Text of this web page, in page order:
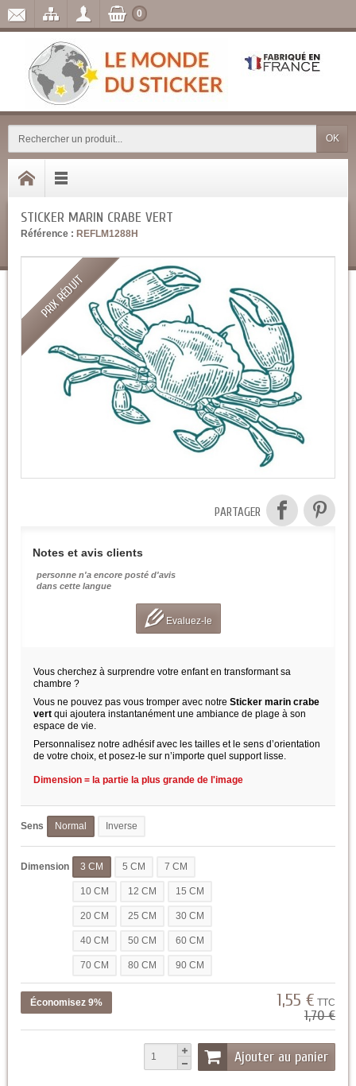
OK
0
STICKER MARIN CRABE VERT
Référence : REFLM1288H
PRIX RÉDUIT
PARTAGER
Notes et avis clients
personne n'a encore posté d'avis
dans cette langue
Evaluez-le
Vous cherchez à surprendre votre enfant en transformant sa
chambre ?
Vous ne pouvez pas vous tromper avec notre Sticker marin crabe
vert qui ajoutera instantanément une ambiance de plage à son
espace de vie.
Personnalisez notre adhésif avec les tailles et le sens d’orientation
de votre choix, et posez-le sur n’importe quel support lisse.
Dimension = la partie la plus grande de l'image
Sens Normal Inverse
Dimension 3 CM 5 CM 7 CM
10 CM 12 CM 15 CM
20 CM 25 CM 30 CM
40 CM 50 CM 60 CM
70 CM 80 CM 90 CM
Économisez 9% 1,55 € TTC
1,70 €
Ajouter au panier